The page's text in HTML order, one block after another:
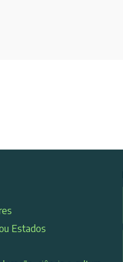
Estados